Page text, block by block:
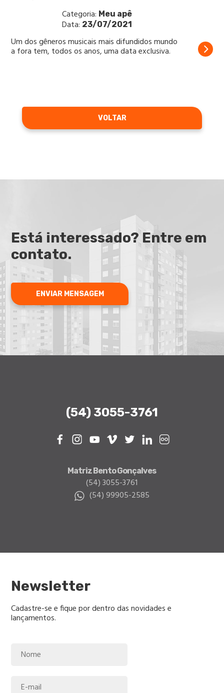
Categoria: Meu apê
Data: 23/07/2021
Um dos gêneros musicais mais difundidos mundo
a fora tem, todos os anos, uma data exclusiva.
VOLTAR
Está interessado? Entre em
contato.
ENVIAR MENSAGEM
(54) 3055-3761
Facebook Instagram Youtube Vimeo Twitter Linkedin
Matriz Bento Gonçalves
(54) 3055-3761
(54) 99905-2585
Newsletter
Cadastre-se e fique por dentro das novidades e
lançamentos.